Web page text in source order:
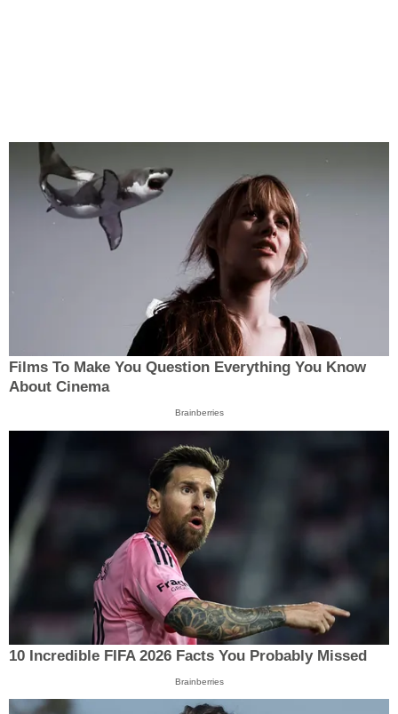
Films To Make You Question Everything You Know
About Cinema
Brainberries
10 Incredible FIFA 2026 Facts You Probably Missed
Brainberries